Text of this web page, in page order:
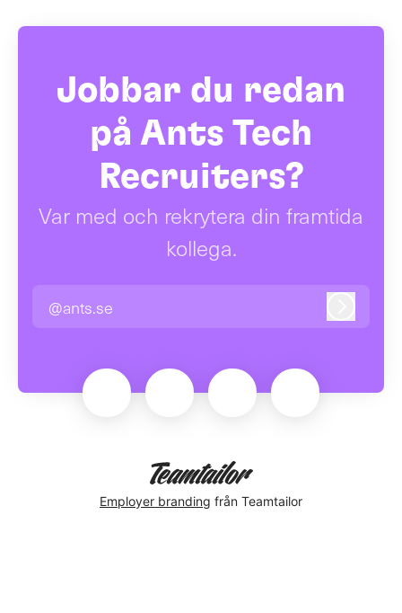
Jobbar du redan
på Ants Tech
Recruiters?
Var med och rekrytera din framtida
kollega.
@ants.se Logga in
Employer branding från Teamtailor